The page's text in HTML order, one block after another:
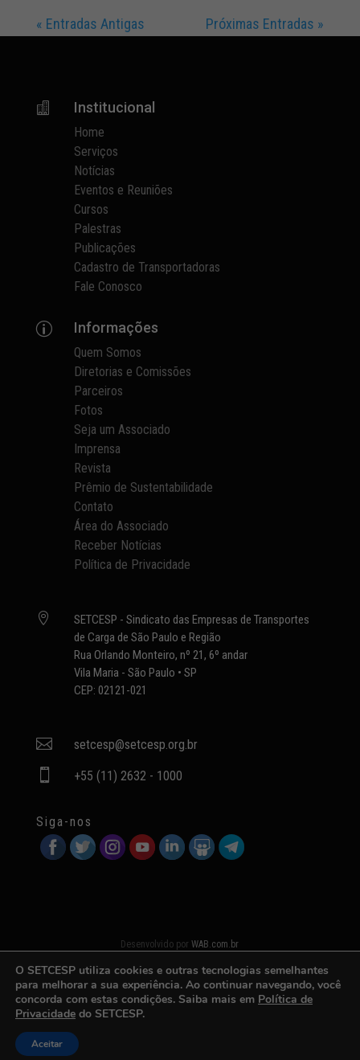
« Entradas Antigas Próximas Entradas »
 Institucional
Home
Serviços
Notícias
Eventos e Reuniões
Cursos
Palestras
Publicações
Cadastro de Transportadoras
Fale Conosco
p Informações
Quem Somos
Diretorias e Comissões
Parceiros
Fotos
Seja um Associado
Imprensa
Revista
Prêmio de Sustentabilidade
Contato
Área do Associado
Receber Notícias
Política de Privacidade

SETCESP - Sindicato das Empresas de Transportes
de Carga de São Paulo e Região
Rua Orlando Monteiro, nº 21, 6º andar
Vila Maria - São Paulo • SP
CEP: 02121-021
 setcesp@setcesp.org.br
 +55 (11) 2632 - 1000
Siga-nos
Desenvolvido porWAB.com.br
O SETCESP utiliza cookies e outras tecnologias semelhantes
para melhorar a sua experiência. Ao continuar navegando, você
concorda com estas condições. Saiba mais em Política de
Privacidade do SETCESP.
Aceitar